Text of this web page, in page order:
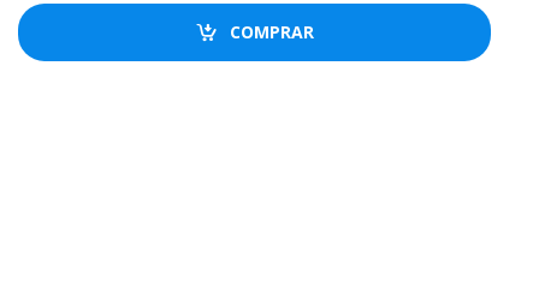
COMPRAR